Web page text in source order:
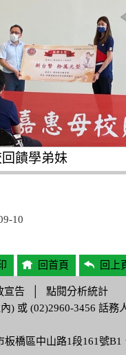
饋學弟妹
10
回首頁 回上
宣告
點閱分析統計
) 或 (02)2960-3456 話
板橋區中山路1段161號B1